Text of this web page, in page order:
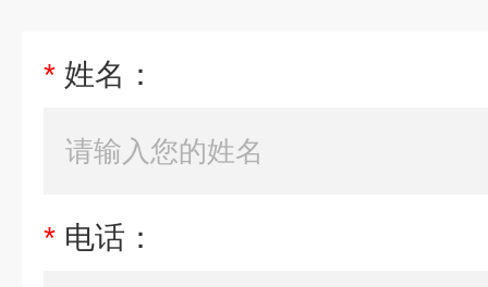
* 姓名：
* 电话：